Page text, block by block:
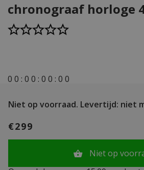
chronograaf horloge
0 0 : 0 0 : 0 0 : 0 0
Niet op voorraad. Levertijd: niet
€299
Niet op